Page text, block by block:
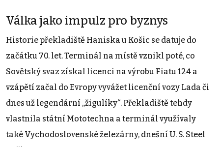
Válka jako impulz pro byznys
Historie překladiště Haniska u Košic se datuje do
začátku 70. let. Terminál na místě vznikl poté, co
Sovětský svaz získal licenci na výrobu Fiatu 124 a
vzápětí začal do Evropy vyvážet licenční vozy Lada či
dnes už legendární „žigulíky“. Překladiště tehdy
vlastnila státní Mototechna a terminál využívaly
také Vychodoslovenské železárny, dnešní U. S. Steel